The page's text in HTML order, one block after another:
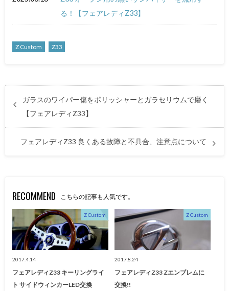
る！【フェアレディZ33】
Z Custom Z33
ガラスのワイパー傷をポリッシャーとガラセリウムで磨く
【フェアレディZ33】
フェアレディZ33 良くある故障と不具合、注意点について
RECOMMEND こちらの記事も人気です。
Z Custom
2017.4.14
フェアレディZ33 キーリングライ
ト サイドウィンカーLED交換
Z Custom
2017.8.24
フェアレディZ33 Zエンブレムに
交換!!